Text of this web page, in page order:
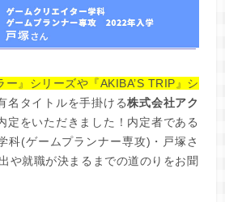
ー』シリーズや『AKIBA’S TRIP』シ
名タイトルを手掛ける株式会社アク
定をいただきました！内定者である
科(ゲームプランナー専攻)・戸塚さ
や就職が決まるまでの道のりをお聞